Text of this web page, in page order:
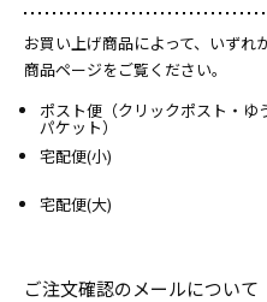
お買い上げ商品によって、いずれ
商品ページをご覧ください。
ポスト便（クリックポスト・ゆ
パケット）
宅配便(小)
宅配便(大)
ご注文確認のメールについて